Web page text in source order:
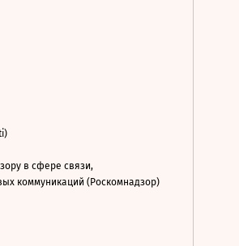
в сфере связи,
коммуникаций (Роскомнадзор)